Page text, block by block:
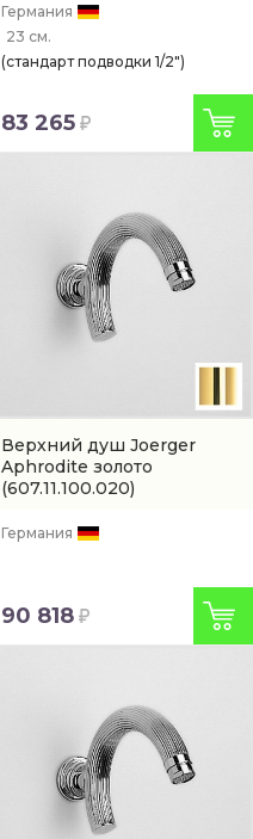
Германия
23 см.
(стандарт подводки 1/2")
83 265
Верхний душ Joerger
Aphrodite золото
(607.11.100.020)
Германия
90 818